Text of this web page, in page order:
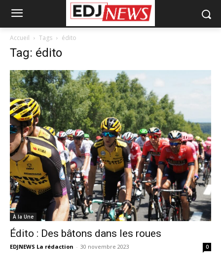
Accueil Tags édito
Tag: édito
À la Une
Édito : Des bâtons dans les roues
EDJNEWS La rédaction - 30 novembre 2023 0